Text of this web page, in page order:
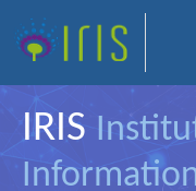
IRIS